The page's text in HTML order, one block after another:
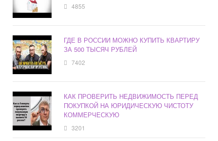
4855
ГДЕ В РОССИИ МОЖНО КУПИТЬ КВАРТИРУ
ЗА 500 ТЫСЯЧ РУБЛЕЙ
7402
КАК ПРОВЕРИТЬ НЕДВИЖИМОСТЬ ПЕРЕД
ПОКУПКОЙ НА ЮРИДИЧЕСКУЮ ЧИСТОТУ
КОММЕРЧЕСКУЮ
3201